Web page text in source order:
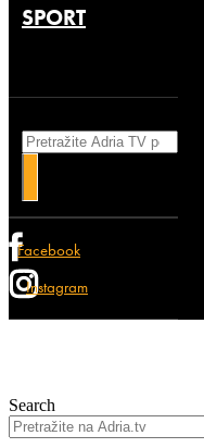
SPORT
Facebook
Instagram
Search